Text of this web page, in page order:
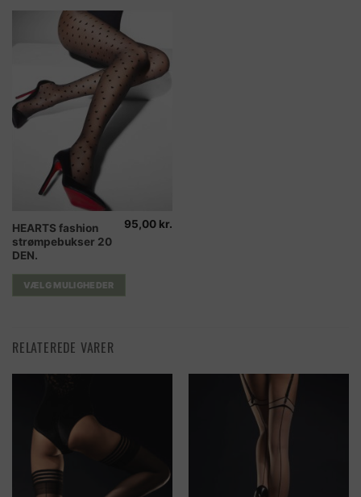
HEARTS fashion
strømpebukser 20
DEN.
95,00 kr.
VÆLG MULIGHEDER
Dette
vare
har
flere
varianter.
vælges
RELATEREDE VARER